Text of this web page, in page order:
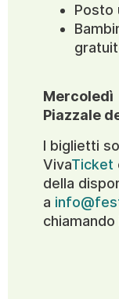
Posto
Piazzale
I biglietti
VivaTicket
della
a